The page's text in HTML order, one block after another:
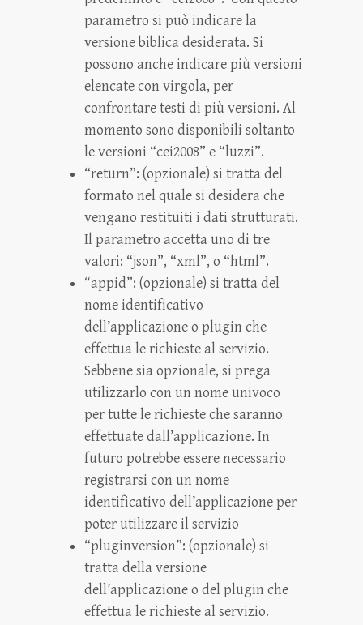
parametro si può indicare la
versione biblica desiderata. Si
possono anche indicare più versioni
elencate con virgola, per
confrontare testi di più versioni. Al
momento sono disponibili soltanto
le versioni “cei2008” e “luzzi”.
“return”: (opzionale) si tratta del
formato nel quale si desidera che
vengano restituiti i dati strutturati.
Il parametro accetta uno di tre
valori: “json”, “xml”, o “html”.
“appid”: (opzionale) si tratta del
nome identificativo
dell’applicazione o plugin che
effettua le richieste al servizio.
Sebbene sia opzionale, si prega
utilizzarlo con un nome univoco
per tutte le richieste che saranno
effettuate dall’applicazione. In
futuro potrebbe essere necessario
registrarsi con un nome
identificativo dell’applicazione per
poter utilizzare il servizio
“pluginversion”: (opzionale) si
tratta della versione
dell’applicazione o del plugin che
effettua le richieste al servizio.